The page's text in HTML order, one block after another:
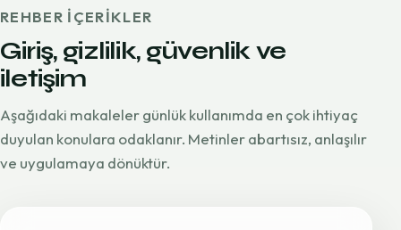
REHBER IÇERIKLER
Giriş, gizlilik, güvenlik ve
iletişim
Aşağıdaki makaleler günlük kullanımda en çok ihtiyaç
duyulan konulara odaklanır. Metinler abartısız, anlaşılır
ve uygulamaya dönüktür.